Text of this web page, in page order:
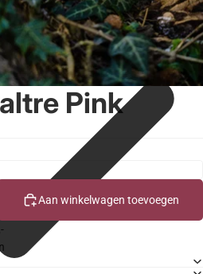
Pink
Aan winkelwagen toevoegen